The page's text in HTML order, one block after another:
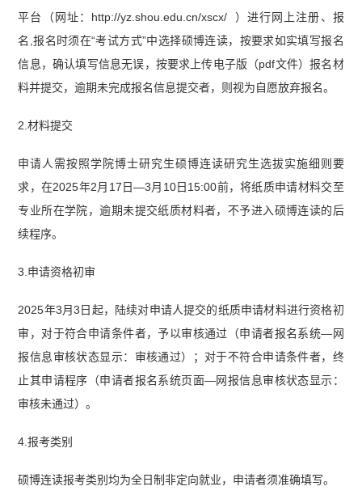
平台（网址：http://yz.shou.edu.cn/xscx/ ）进行网上注册、报
名,报名时须在“考试方式”中选择硕博连读，按要求如实填写报名
信息，确认填写信息无误，按要求上传电子版（pdf文件）报名材
料并提交，逾期未完成报名信息提交者，则视为自愿放弃报名。
2.材料提交
申请人需按照学院博士研究生硕博连读研究生选拔实施细则要
求，在2025年2月17日—3月10日15:00前，将纸质申请材料交至
专业所在学院，逾期未提交纸质材料者，不予进入硕博连读的后
续程序。
3.申请资格初审
2025年3月3日起，陆续对申请人提交的纸质申请材料进行资格初
审，对于符合申请条件者，予以审核通过（申请者报名系统—网
报信息审核状态显示：审核通过）；对于不符合申请条件者，终
止其申请程序（申请者报名系统页面—网报信息审核状态显示：
审核未通过）。
4.报考类别
硕博连读报考类别均为全日制非定向就业，申请者须准确填写。